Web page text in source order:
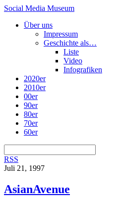
Social Media Museum
Über uns
Impressum
Geschichte als…
Liste
Video
Infografiken
2020er
2010er
00er
90er
80er
70er
60er
RSS
Juli 21, 1997
AsianAvenue